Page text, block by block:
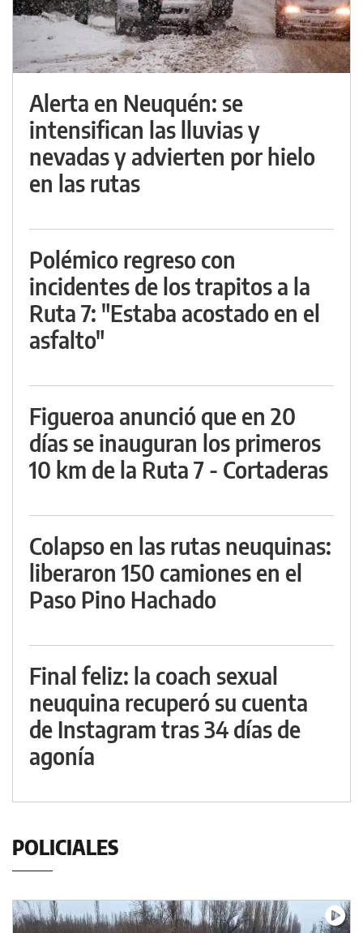
Alerta en Neuquén: se
intensifican las lluvias y
nevadas y advierten por hielo
en las rutas
Polémico regreso con
incidentes de los trapitos a la
Ruta 7: "Estaba acostado en el
asfalto"
Figueroa anunció que en 20
días se inauguran los primeros
10 km de la Ruta 7 - Cortaderas
Colapso en las rutas neuquinas:
liberaron 150 camiones en el
Paso Pino Hachado
Final feliz: la coach sexual
neuquina recuperó su cuenta
de Instagram tras 34 días de
agonía
POLICIALES